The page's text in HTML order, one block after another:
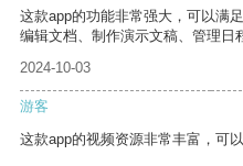
这款app的功能非常强大，可以满
编辑文档、制作演示文稿、管理日
2024-10-03
游客
这款app的视频资源非常丰富，可